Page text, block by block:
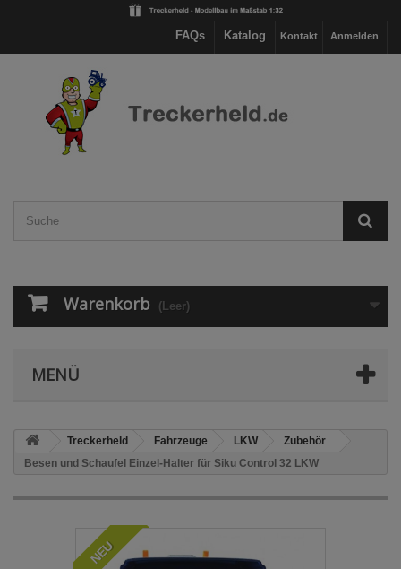
Anmelden
Kontakt
Katalog
FAQs
Warenkorb (Leer)
MENÜ
Treckerheld Fahrzeuge LKW
Zubehör
Besen und Schaufel Einzel-Halter für Siku Control 32 LKW
NEU